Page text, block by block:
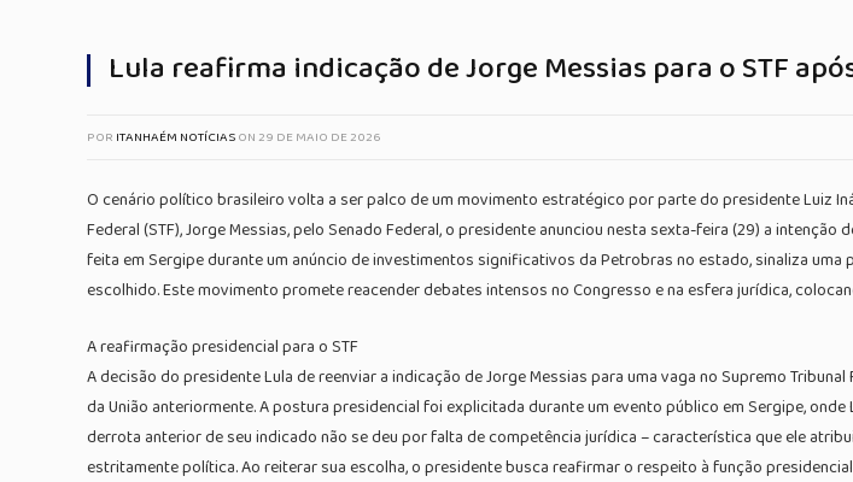
Lula reafirma indicação de Jorge Messias para o STF
POR ITANHAÉM NOTÍCIASON29 DE MAIO DE 2026
O cenário político brasileiro volta a ser palco de um movimento estratégico por parte do presidente Luiz
Federal (STF), Jorge Messias, pelo Senado Federal, o presidente anunciou nesta sexta-feira (29) a
feita em Sergipe durante um anúncio de investimentos significativos da Petrobras no estado, sinaliza
escolhido. Este movimento promete reacender debates intensos no Congresso e na esfera jurídica,
A reafirmação presidencial para o STF
A decisão do presidente Lula de reenviar a indicação de Jorge Messias para uma vaga no Supremo
da União anteriormente. A postura presidencial foi explicitada durante um evento público em Sergipe,
derrota anterior de seu indicado não se deu por falta de competência jurídica – característica que ele
estritamente política. Ao reiterar sua escolha, o presidente busca reafirmar o respeito à função